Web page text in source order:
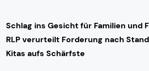
Schlag ins Gesicht für Familien und
RLP verurteilt Forderung nach
Kitas aufs Schärfste